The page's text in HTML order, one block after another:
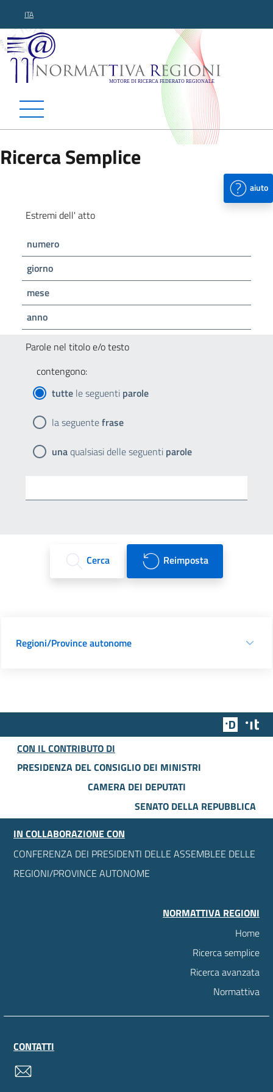
ITA
Normattiva Regioni -
Ricerca Semplice
aiuto
Estremi dell' atto
numero
giorno
mese
anno
Parole nel titolo e/o testo
contengono:
tutte le seguenti parole
la seguentefrase
unaqualsiasi delle seguenti parole
Cerca Reimposta
Regioni/Province autonome
Team
CON IL CONTRIBUTO DI
PRESIDENZA DEL CONSIGLIO DEI MINISTRI
CAMERA DEI DEPUTATI
SENATO DELLA REPUBBLICA
IN COLLABORAZIONE CON
CONFERENZA DEI PRESIDENTI DELLE ASSEMBLEE DELLE
REGIONI/PROVINCE AUTONOME
NORMATTIVA REGIONI
Home
Ricerca semplice
Ricerca avanzata
Normattiva
CONTATTI